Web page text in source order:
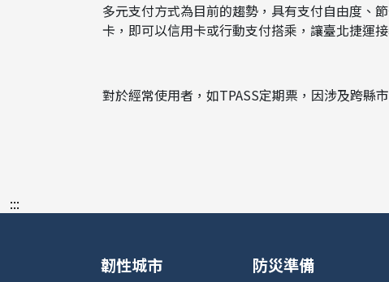
多元支付方式為目前的趨勢，具有支付自由度、
卡，即可以信用卡或行動支付搭乘，讓臺北捷運
對於經常使用者，如TPASS定期票，因涉及跨縣
:::
韌性城市 防災準備